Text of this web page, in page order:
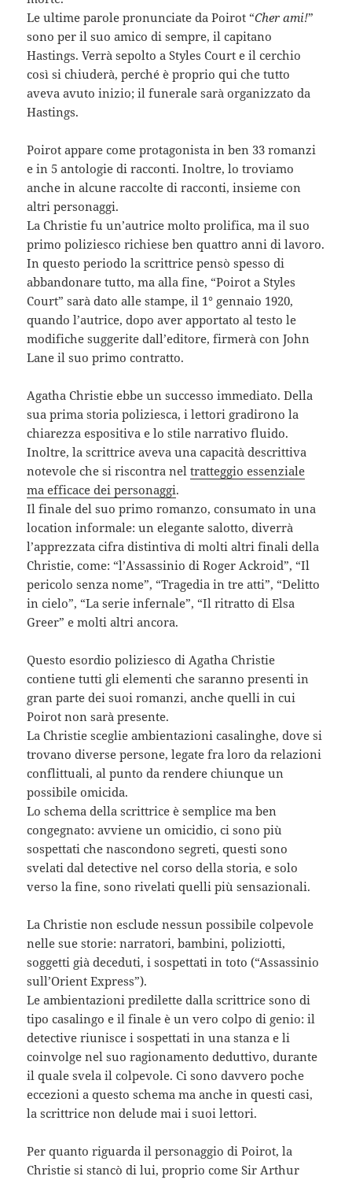
Le ultime parole pronunciate da Poirot “Cher ami!”
sono per il suo amico di sempre, il capitano
Hastings. Verrà sepolto a Styles Court e il cerchio
così si chiuderà, perché è proprio qui che tutto
aveva avuto inizio; il funerale sarà organizzato da
Hastings.
Poirot appare come protagonista in ben 33 romanzi
e in 5 antologie di racconti. Inoltre, lo troviamo
anche in alcune raccolte di racconti, insieme con
altri personaggi.
La Christie fu un’autrice molto prolifica, ma il suo
primo poliziesco richiese ben quattro anni di lavoro.
In questo periodo la scrittrice pensò spesso di
abbandonare tutto, ma alla fine, “Poirot a Styles
Court” sarà dato alle stampe, il 1° gennaio 1920,
quando l’autrice, dopo aver apportato al testo le
modifiche suggerite dall’editore, firmerà con John
Lane il suo primo contratto.
Agatha Christie ebbe un successo immediato. Della
sua prima storia poliziesca, i lettori gradirono la
chiarezza espositiva e lo stile narrativo fluido.
Inoltre, la scrittrice aveva una capacità descrittiva
notevole che si riscontra neltratteggio essenziale
ma efficace dei personaggi.
Il finale del suo primo romanzo, consumato in una
location informale: un elegante salotto, diverrà
l’apprezzata cifra distintiva di molti altri finali della
Christie, come: “l’Assassinio di Roger Ackroid”, “Il
pericolo senza nome”, “Tragedia in tre atti”, “Delitto
in cielo”, “La serie infernale”, “Il ritratto di Elsa
Greer” e molti altri ancora.
Questo esordio poliziesco di Agatha Christie
contiene tutti gli elementi che saranno presenti in
gran parte dei suoi romanzi, anche quelli in cui
Poirot non sarà presente.
La Christie sceglie ambientazioni casalinghe, dove si
trovano diverse persone, legate fra loro da relazioni
conflittuali, al punto da rendere chiunque un
possibile omicida.
Lo schema della scrittrice è semplice ma ben
congegnato: avviene un omicidio, ci sono più
sospettati che nascondono segreti, questi sono
svelati dal detective nel corso della storia, e solo
verso la fine, sono rivelati quelli più sensazionali.
La Christie non esclude nessun possibile colpevole
nelle sue storie: narratori, bambini, poliziotti,
soggetti già deceduti, i sospettati in toto (“Assassinio
sull’Orient Express”).
Le ambientazioni predilette dalla scrittrice sono di
tipo casalingo e il finale è un vero colpo di genio: il
detective riunisce i sospettati in una stanza e li
coinvolge nel suo ragionamento deduttivo, durante
il quale svela il colpevole. Ci sono davvero poche
eccezioni a questo schema ma anche in questi casi,
la scrittrice non delude mai i suoi lettori.
Per quanto riguarda il personaggio di Poirot, la
Christie si stancò di lui, proprio come Sir Arthur